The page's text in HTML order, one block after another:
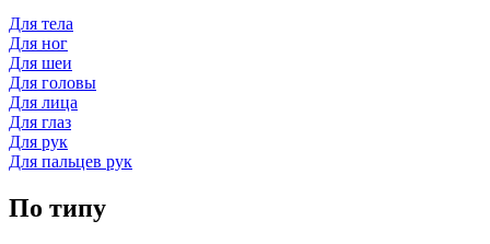
Для тела
Для ног
Для шеи
Для головы
Для лица
Для глаз
Для рук
Для пальцев рук
По типу